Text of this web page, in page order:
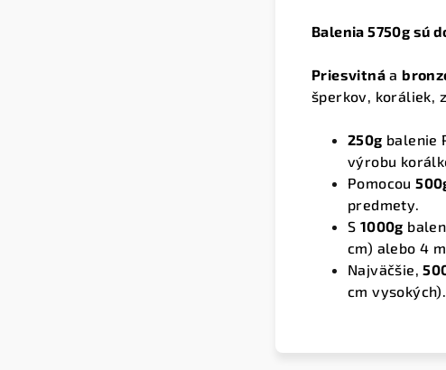
Balenia 5750g sú
Priesvitná a
šperkov, koráliek,
250g balenie
výrobu
Pomocou
predmety.
S 1000g
cm) alebo 4
Najväčšie,
cm vysokých).